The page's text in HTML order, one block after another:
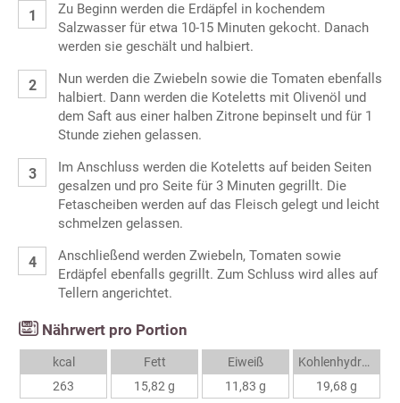
Zu Beginn werden die Erdäpfel in kochendem
Salzwasser für etwa 10-15 Minuten gekocht. Danach
werden sie geschält und halbiert.
Nun werden die Zwiebeln sowie die Tomaten ebenfalls
halbiert. Dann werden die Koteletts mit Olivenöl und
dem Saft aus einer halben Zitrone bepinselt und für 1
Stunde ziehen gelassen.
Im Anschluss werden die Koteletts auf beiden Seiten
gesalzen und pro Seite für 3 Minuten gegrillt. Die
Fetascheiben werden auf das Fleisch gelegt und leicht
schmelzen gelassen.
Anschließend werden Zwiebeln, Tomaten sowie
Erdäpfel ebenfalls gegrillt. Zum Schluss wird alles auf
Tellern angerichtet.
Nährwert pro Portion
kcal
263
Fett
15,82 g
Eiweiß
11,83 g
Kohlenhydrate
19,68 g